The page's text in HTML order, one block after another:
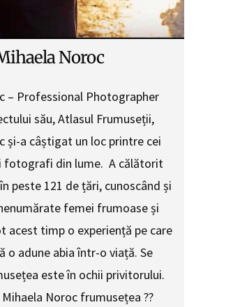
Noroc
– Professional Photographer
său, Atlasul Frumuseții,
și-a câștigat un loc printre cei
fotografi din lume. A călătorit
peste 121 de țări, cunoscând și
femei frumoase și
acest timp o experiență pe care
o adune abia într-o viață. Se
este în ochii privitorului.
Noroc frumusețea ??